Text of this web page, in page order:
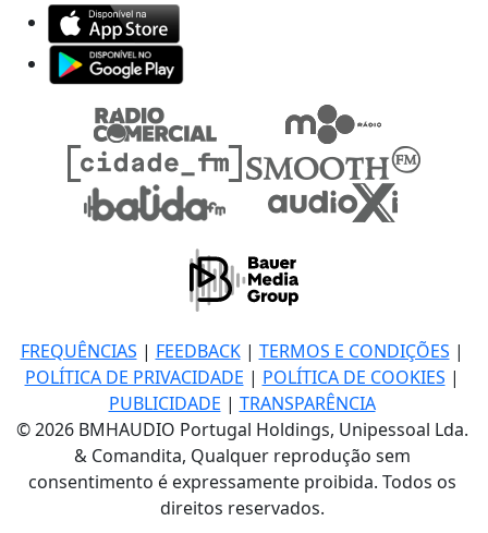
FREQUÊNCIAS | FEEDBACK| TERMOS E CONDIÇÕES |
POLÍTICA DE PRIVACIDADE | POLÍTICA DE COOKIES |
PUBLICIDADE | TRANSPARÊNCIA
© 2026 BMHAUDIO Portugal Holdings, Unipessoal Lda.
& Comandita, Qualquer reprodução sem
consentimento é expressamente proibida. Todos os
direitos reservados.